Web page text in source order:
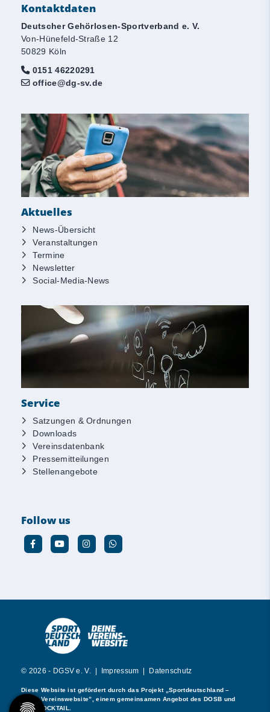
Kontaktdaten
Deutscher Gehörlosen-Sportverband e. V.
Von-Hünefeld-Straße 12
50829 Köln
0151 46220291
office@dg-sv.de
Aktuelles
News-Übersicht
Veranstaltungen
Termine
Newsletter
Social-Media-News
Service
Satzungen & Ordnungen
Downloads
Vereinsdatenbank
Pressemitteilungen
Stellenangebote
Follow us
© 2026 - DGSV e. V. | Impressum Datenschutz
Diese Website ist gefördert durch das Projekt „Sportdeutschland –
Deine Vereinswebsite”, einem gemeinsamen Angebot des DOSB und
NETZCOCKTAIL.